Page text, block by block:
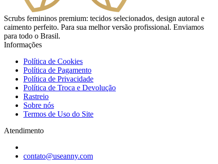
Scrubs femininos premium: tecidos selecionados, design autoral e
caimento perfeito. Para sua melhor versão profissional. Enviamos
para todo o Brasil.
Informações
Política de Cookies
Política de Pagamento
Política de Privacidade
Política de Troca e Devolução
Rastreio
Sobre nós
Termos de Uso do Site
Atendimento
contato@useanny.com